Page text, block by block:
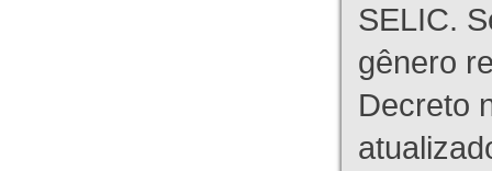
SELIC.
gênero
Decreto